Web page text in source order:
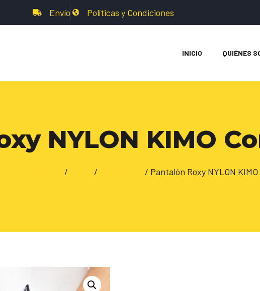
Envío Políticas y Condiciones
INICIO QUIÉNES
NYLON KIMO
/ / / Pantalón Roxy NYLON